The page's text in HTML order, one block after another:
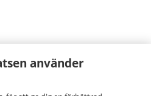
använder